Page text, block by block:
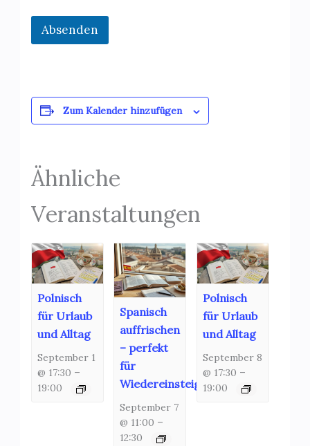
i
t
Absenden
Zum Kalender hinzufügen
Ähnliche
Veranstaltungen
Polnisch
für Urlaub
und Alltag
September 1
@ 17:30 –
19:00
Spanisch
auffrischen
– perfekt
für
Wiedereinsteiger!
September 7
@ 11:00 –
12:30
Polnisch
für Urlaub
und Alltag
September 8
@ 17:30 –
19:00